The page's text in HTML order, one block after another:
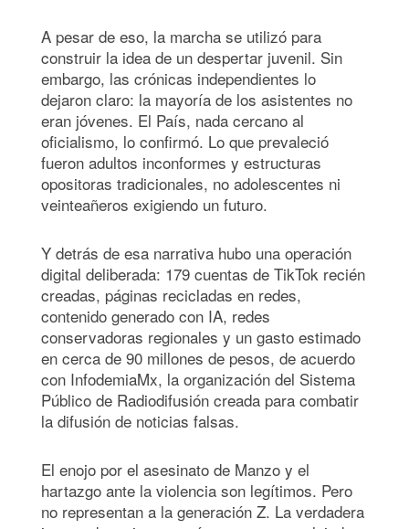
A pesar de eso, la marcha se utilizó para
construir la idea de un despertar juvenil. Sin
embargo, las crónicas independientes lo
dejaron claro: la mayoría de los asistentes no
eran jóvenes. El País, nada cercano al
oficialismo, lo confirmó. Lo que prevaleció
fueron adultos inconformes y estructuras
opositoras tradicionales, no adolescentes ni
veinteañeros exigiendo un futuro.
Y detrás de esa narrativa hubo una operación
digital deliberada: 179 cuentas de TikTok recién
creadas, páginas recicladas en redes,
contenido generado con IA, redes
conservadoras regionales y un gasto estimado
en cerca de 90 millones de pesos, de acuerdo
con InfodemiaMx, la organización del Sistema
Público de Radiodifusión creada para combatir
la difusión de noticias falsas.
El enojo por el asesinato de Manzo y el
hartazgo ante la violencia son legítimos. Pero
no representan a la generación Z. La verdadera